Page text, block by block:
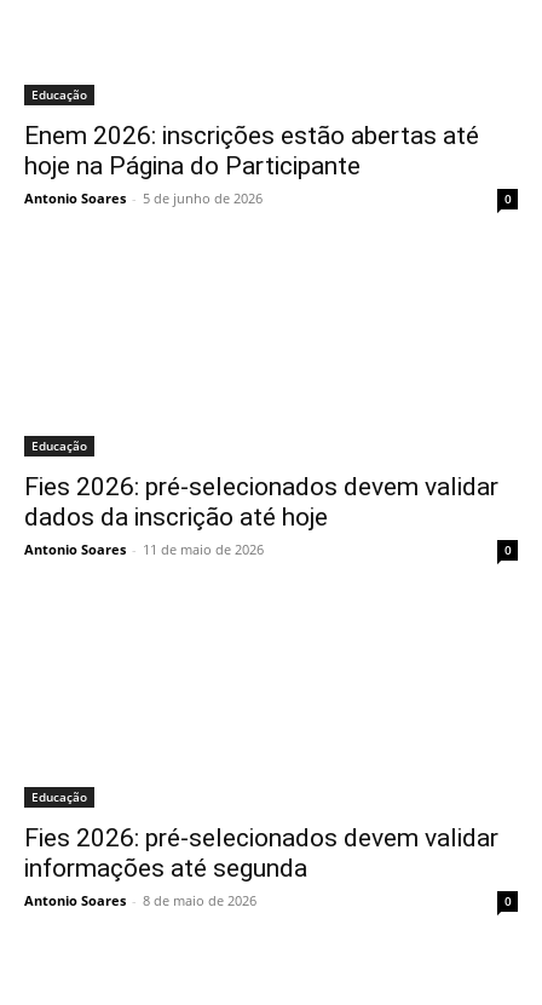
Educação
Enem 2026: inscrições estão abertas até
hoje na Página do Participante
Antonio Soares - 5 de junho de 2026 0
Educação
Fies 2026: pré-selecionados devem validar
dados da inscrição até hoje
Antonio Soares - 11 de maio de 2026 0
Educação
Fies 2026: pré-selecionados devem validar
informações até segunda
Antonio Soares - 8 de maio de 2026 0